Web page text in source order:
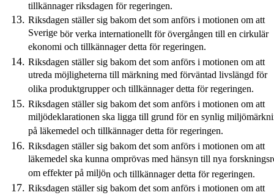
tillkännagerriksdagen för regeringen.
Riksdagen ställer sig bakom det som anförs i motionen om att
Sverigebörverka internationellt för övergången till en cirkulär
ekonomi och tillkännager detta för regeringen.
Riksdagen ställer sig bakom det som anförs i motionen om att
utreda möjligheterna till märkning med förväntad livslängd för
olika produktgrupper och tillkännager detta för regeringen.
Riksdagen ställer sig bakom det som anförs i motionen om att
miljödeklarationen ska ligga till grund för en synlig
på läkemedel och tillkännager detta för regeringen.
Riksdagen ställer sig bakom det som anförs i motionen om att
läkemedel ska kunna omprövas med hänsyn till nya
om effekter på miljön och tillkännager detta för regeringen.
Riksdagen ställer sig bakom det som anförs i motionen om att